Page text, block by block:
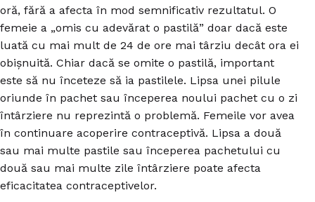
oră, fără a afecta în mod semnificativ rezultatul. O
femeie a „omis cu adevărat o pastilă” doar dacă este
luată cu mai mult de 24 de ore mai târziu decât ora ei
obișnuită. Chiar dacă se omite o pastilă, important
este să nu înceteze să ia pastilele. Lipsa unei pilule
oriunde în pachet sau începerea noului pachet cu o zi
întârziere nu reprezintă o problemă. Femeile vor avea
în continuare acoperire contraceptivă. Lipsa a două
sau mai multe pastile sau începerea pachetului cu
două sau mai multe zile întârziere poate afecta
eficacitatea contraceptivelor.